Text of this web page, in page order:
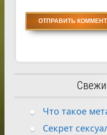
Что такое
Секрет